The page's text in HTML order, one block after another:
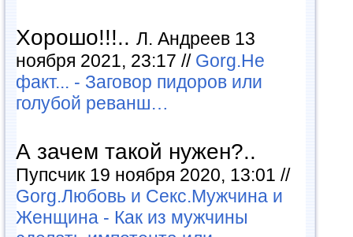
Хорошо!!!.. Л. Андреев 13
ноября 2021, 23:17 // Gorg.Не
факт... - Заговор пидоров или
голубой реванш…
А зачем такой нужен?..
Пупсчик 19 ноября 2020, 13:01 //
Gorg.Любовь и Секс.Мужчина и
Женщина - Как из мужчины